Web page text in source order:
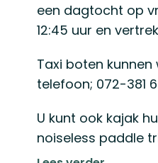
een dagtocht op
12:45 uur en
Taxi boten
telefoon; 072-381
U kunt ook kajak
noiseless paddle